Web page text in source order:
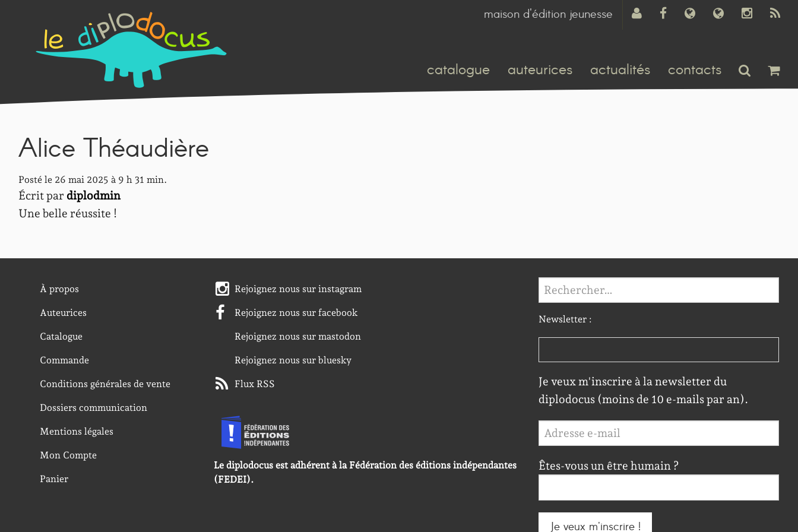
maison d'édition jeunesse
catalogue auteurices actualités contacts
Alice Théaudière
Posté le 26 mai 2025 à 9 h 31 min.
Écrit par diplodmin
Une belle réussite !
À propos
Auteurices
Catalogue
Commande
Conditions générales de vente
Dossiers communication
Mentions légales
Mon Compte
Panier
Rejoignez nous sur instagram
Rejoignez nous sur facebook
Rejoignez nous sur mastodon
Rejoignez nous sur bluesky
Flux RSS
Le diplodocus est adhérent à la Fédération des éditions indépendantes
(FEDEI).
Rechercher :
Newsletter :
Je veux m'inscrire à la newsletter du
diplodocus (moins de 10 e-mails par an).
Êtes-vous un être humain ?